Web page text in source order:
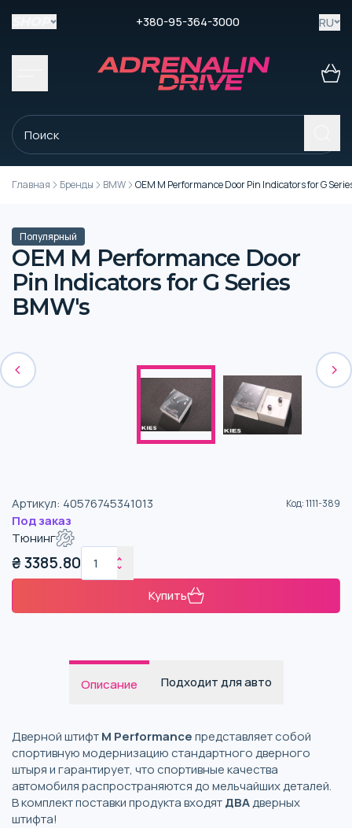
+380-95-364-3000 RU
Главная Бренды BMW OEM M Performance Door Pin Indicators for G
Популярный
OEM M Performance Door
Pin Indicators for G Series
BMW's
Артикул: 40576745341013 Код:1111-389
Под заказ
Тюнинг
₴3385.80
Купить
Описание Подходит для авто
Дверной штифтM Performanceпредставляет собой
спортивную модернизацию стандартного дверного
штыря и гарантирует, что спортивные качества
автомобиля распространяются до мельчайших деталей.
В комплект поставки продукта входятДВАдверных
штифта!